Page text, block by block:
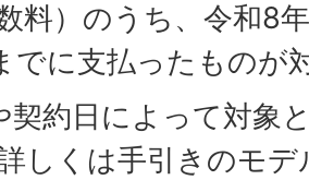
料）のうち、令和8
でに支払ったものが
契約日によって対象
しくは手引きのモ